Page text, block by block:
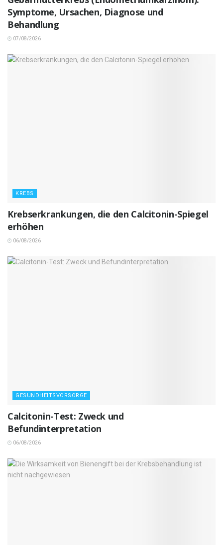
Symptome, Ursachen, Diagnose und
Behandlung
07/08/2026
KREBS
Krebserkrankungen, die den Calcitonin-Spiegel
erhöhen
06/08/2026
GESUNDHEITSVORSORGE
Calcitonin-Test: Zweck und
Befundinterpretation
06/08/2026